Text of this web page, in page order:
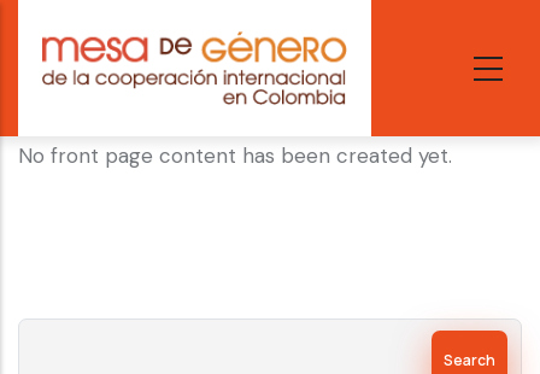
main
content
No front page content has been created yet.